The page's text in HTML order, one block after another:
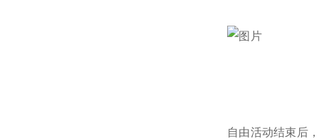
自由活动结束后